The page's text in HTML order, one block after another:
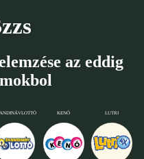
az eddig
KENÓ LUTRI